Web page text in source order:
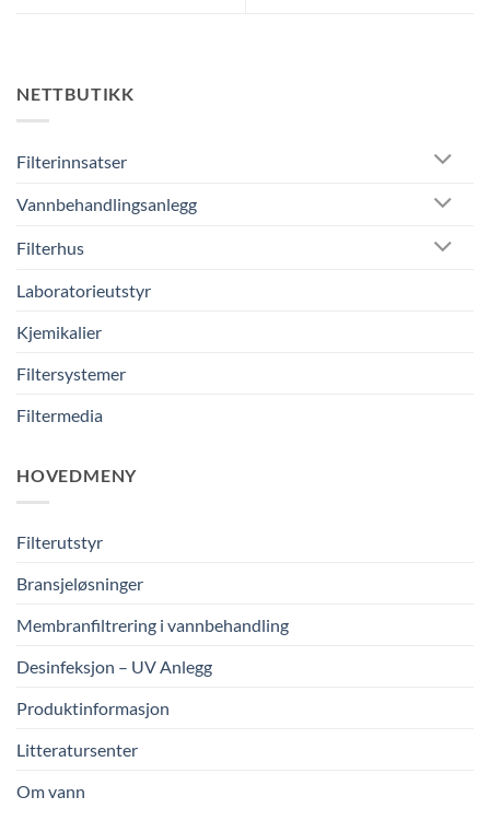
NETTBUTIKK
Filterinnsatser
Vannbehandlingsanlegg
Filterhus
Laboratorieutstyr
Kjemikalier
Filtersystemer
Filtermedia
HOVEDMENY
Filterutstyr
Bransjeløsninger
Membranfiltrering i vannbehandling
Desinfeksjon – UV Anlegg
Produktinformasjon
Litteratursenter
Om vann